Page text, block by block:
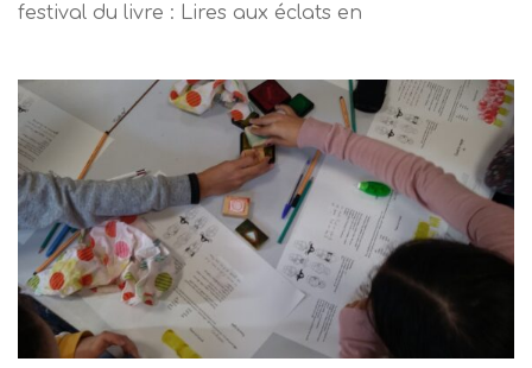
festival du livre : Lires aux éclats en